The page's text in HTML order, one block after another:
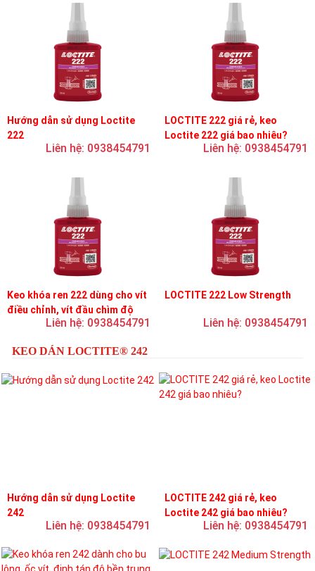
Hướng dẫn sử dụng Loctite
222
Liên hệ: 0938454791
LOCTITE 222 giá rẻ, keo
Loctite 222 giá bao nhiêu?
Liên hệ: 0938454791
Keo khóa ren 222 dùng cho vít
điều chỉnh, vít đầu chìm độ
bền thấpLiên hệ: 0938454791
LOCTITE 222 Low Strength
Liên hệ: 0938454791
KEO DÁN LOCTITE® 242
Hướng dẫn sử dụng Loctite
242
Liên hệ: 0938454791
LOCTITE 242 giá rẻ, keo
Loctite 242 giá bao nhiêu?
Liên hệ: 0938454791